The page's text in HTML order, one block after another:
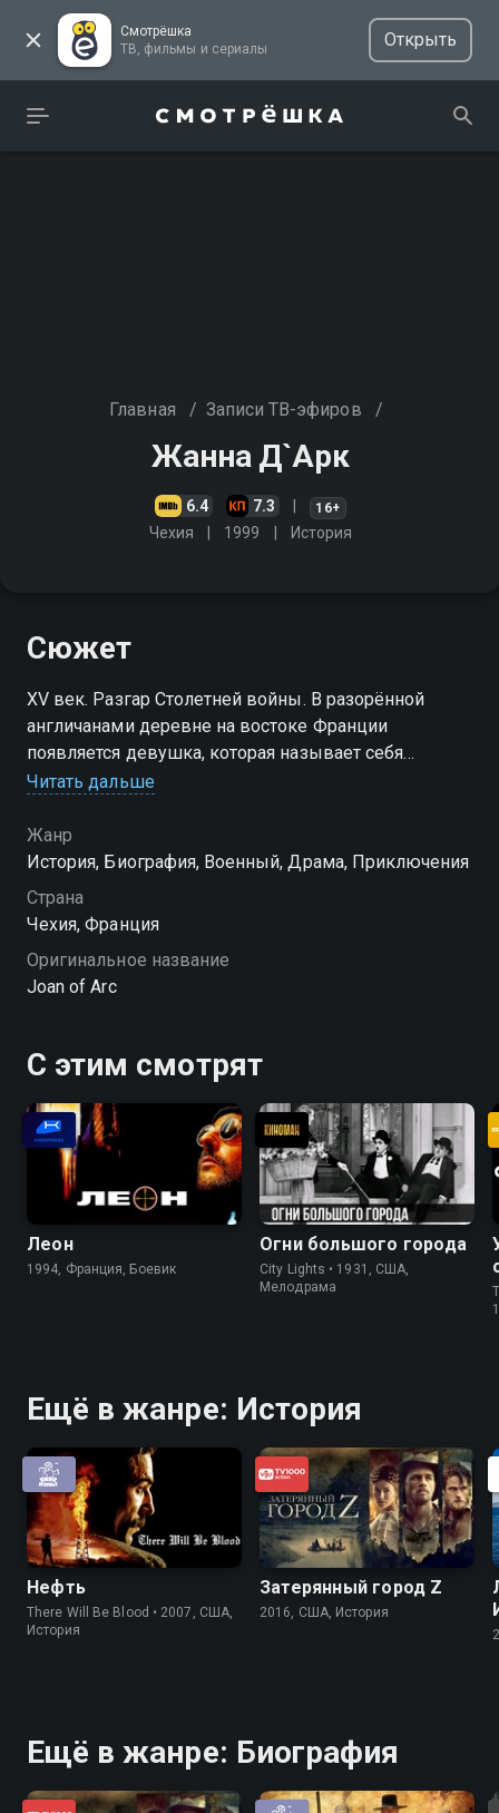
Смотрёшка
ТВ, фильмы и сериалы
Открыть
Главная / Записи ТВ-эфиров /
Жанна Д`Арк
6.4 7.3 16+
Чехия 1999 История
Сюжет
XV век. Разгар Столетней войны. В разорённой
англичанами деревне на востоке Франции
появляется девушка, которая называет себя
посланницей неба и утверждает, что благодаря
девушку зовут Жанна д`Арк
Читать дальше
Жанр
История, Биография, Военный, Драма, Приключения
Страна
Чехия, Франция
Оригинальное название
Joan of Arc
С этим смотрят
Леон
1994, Франция, Боевик
Огни большого города
City Lights • 1931, США,
Мелодрама
Ещё в жанре: История
Нефть
There Will Be Blood • 2007, США,
История
Затерянный город Z
2016, США, История
Ещё в жанре: Биография